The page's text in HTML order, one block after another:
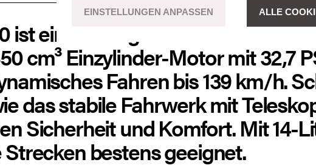
ist ein leistungsstarker und
cm³ Einzylinder-Motor mit 32,7
Fahren bis 139 km/h.
das stabile Fahrwerk mit
Sicherheit und Komfort. Mit 14-
bestens geeignet.
EINSTELLUNGEN ANPASSEN ALLE